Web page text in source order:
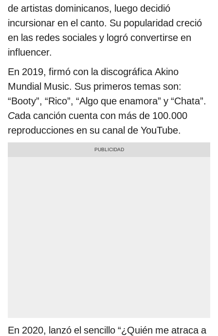
de artistas dominicanos, luego decidió
incursionar en el canto. Su popularidad creció
en las redes sociales y logró convertirse en
influencer.
En 2019, firmó con la discográfica Akino
Mundial Music. Sus primeros temas son:
“Booty”, “Rico”, “Algo que enamora” y “Chata”.
Cada canción cuenta con más de 100.000
reproducciones en su canal de YouTube.
En 2020, lanzó el sencillo “¿Quién me atraca a